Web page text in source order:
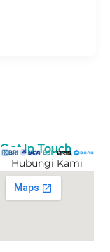
Get In Touch
Hubungi Kami